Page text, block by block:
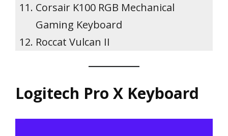
Corsair K100 RGB Mechanical
Gaming Keyboard
Roccat Vulcan II
Logitech Pro X Keyboard